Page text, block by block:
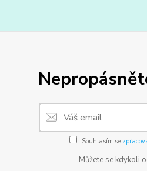
Souhlasím se
Můžete se kdykoli